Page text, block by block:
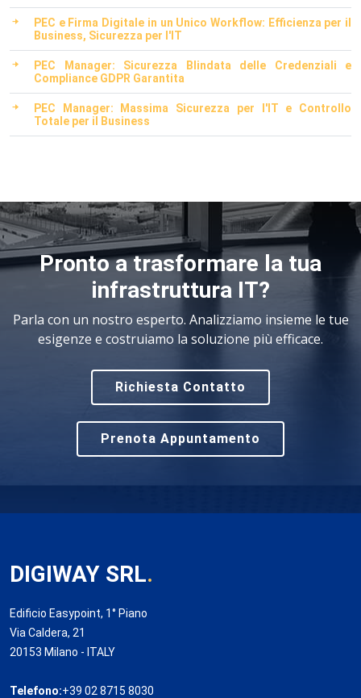
PEC e Firma Digitale in un Unico Workflow: Efficienza per il
Business, Sicurezza per l'IT
PEC Manager: Sicurezza Blindata delle Credenziali e
Compliance GDPR Garantita
PEC Manager: Massima Sicurezza per l'IT e Controllo
Totale per il Business
Pronto a trasformare la tua
infrastruttura IT?
Parla con un nostro esperto. Analizziamo insieme le tue
esigenze e costruiamo la soluzione più efficace.
Richiesta Contatto
Prenota Appuntamento
DIGIWAY SRL.
Edificio Easypoint, 1° Piano
Via Caldera, 21
20153 Milano - ITALY
Telefono:+39 02 8715 8030